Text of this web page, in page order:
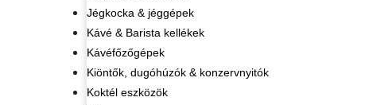
Jégkocka & jéggépek
Kávé & Barista kellékek
Kávéfőzőgépek
Kiöntők, dugóhúzók & konzervnyitók
Koktél eszközök